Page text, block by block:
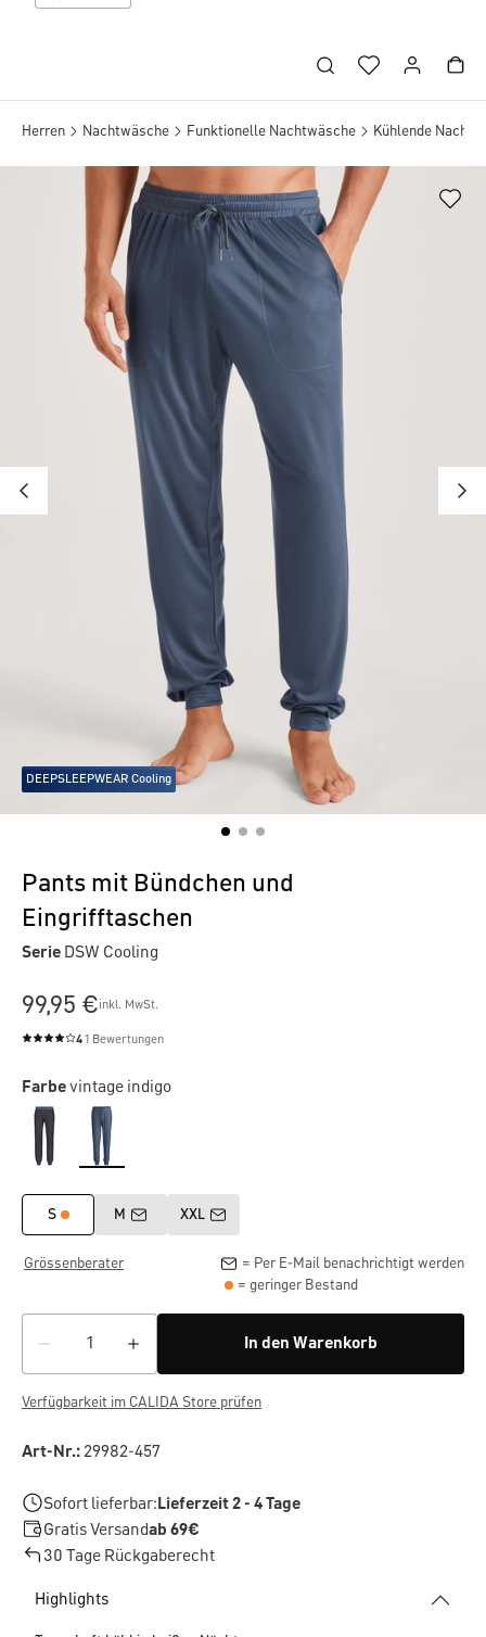
Herren Nachtwäsche Funktionelle Nachtwäsche Kühlende
DEEPSLEEPWEAR Cooling
Pants mit Bündchen und
Eingrifftaschen
Serie DSW Cooling
99,95 €inkl. MwSt.
Durchschnittliche Bewertung von 4 von 5 Sternen
41 Bewertungen
Farbevintage indigo
S M XXL
Grössenberater
= Per E-Mail benachrichtigt werden
= geringer Bestand
In den Warenkorb
Verfügbarkeit im CALIDA Store prüfen
Art-Nr.:29982-457
Sofort lieferbar:Lieferzeit 2 - 4 Tage
Gratis Versandab 69€
30 Tage Rückgaberecht
Highlights